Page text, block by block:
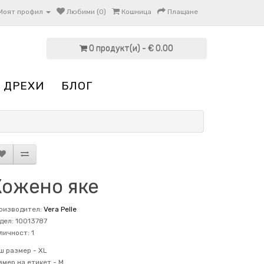
профил Любими (0) Кошница Плащане
0 продукт(и) - € 0.00
ДРЕХИ БЛОГ
яке
Vera Pelle
10013787
1
размер - XL
на етикет - M